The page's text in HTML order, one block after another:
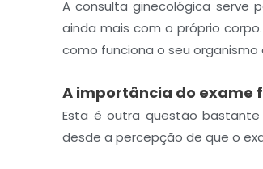
A consulta ginecológica serve
ainda mais com o próprio
como funciona o seu
A importância do exame
Esta é outra questão bastante
desde a percepção de que o